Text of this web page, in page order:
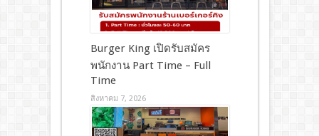
Burger King เปิดรับสมัคร
พนักงาน Part Time – Full
Time
สิงหาคม 7, 2026